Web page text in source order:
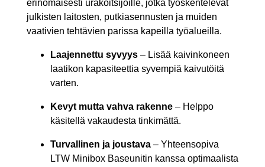
erinomaisesti urakoitsijoille, jotka työskentelevät
julkisten laitosten, putkiasennusten ja muiden
vaativien tehtävien parissa kapeilla työalueilla.
Laajennettu syvyys – Lisää kaivinkoneen
laatikon kapasiteettia syvempiä kaivutöitä
varten.
Kevyt mutta vahva rakenne – Helppo
käsitellä vakaudesta tinkimättä.
Turvallinen ja joustava – Yhteensopiva
LTW Minibox Baseunitin kanssa optimaalista